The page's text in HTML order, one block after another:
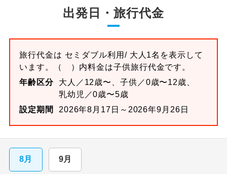
出発日・旅行代金
旅行代金は セミダブル利用/ 大人1名を表示して
います。
（ ）内料金は子供旅行代金です。
年齢区分
大人／12歳〜、子供／0歳〜12歳、
乳幼児／0歳〜5歳
設定期間
2026年8月17日～2026年9月26日
8月 9月